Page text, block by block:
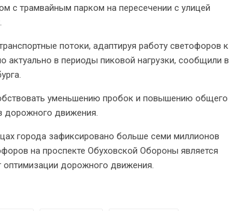
с трамвайным парком на пересечении с улицей
потоки, адаптируя работу светофоров к
актуально в периоды пиковой нагрузки, сообщили в
уменьшению пробок и повышению общего
дорожного движения.
города зафиксировано больше семи миллионов
на проспекте Обуховской Обороны является
оптимизации дорожного движения.